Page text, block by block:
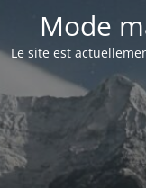
Mode
Le site est